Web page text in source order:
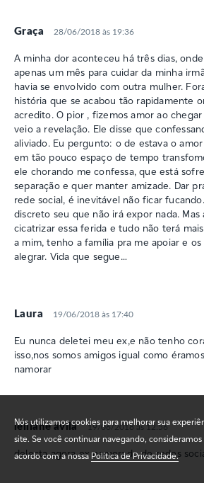
Graça 28/06/2018 às 19:36
A minha dor aconteceu há três dias,
apenas um mês para cuidar da minha
havia se envolvido com outra mulher.
história que se acabou tão rapidamente
acredito. O pior , fizemos amor ao
veio a revelação. Ele disse que
aliviado. Eu pergunto: o de estava o
em tão pouco espaço de tempo
ele chorando me confessa, que está
separação e quer manter amizade. Dar
rede social, é inevitável não ficar
discreto seu que não irá expor nada.
cicatrizar essa ferida e tudo não terá
a mim, tenho a família pra me apoiar e os
alegrar. Vida que segue…
Laura 19/06/2018 às 17:40
Eu nunca deletei meu ex,e não tenho
isso,nos somos amigos igual como
namorar
leiliane avila 19/06/2018 às 12:56
delecta agora ex namorado de redes
Nós utilizamos cookies para melhorar sua
site. Se você continuar navegando, consideramos
acordo com a nossa Política de Privacidade.